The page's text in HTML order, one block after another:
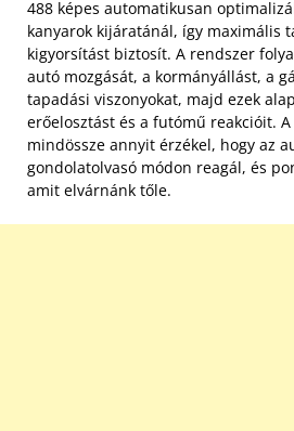
488 képes automatikusan
kanyarok kijáratánál, így maximális
kigyorsítást biztosít. A rendszer
autó mozgását, a kormányállást, a
tapadási viszonyokat, majd ezek
erőelosztást és a futómű reakcióit.
mindössze annyit érzékel, hogy az
gondolatolvasó módon reagál, és
amit elvárnánk tőle.